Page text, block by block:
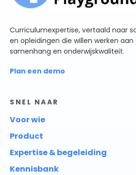
Curriculumexpertise, vertaald naar
en opleidingen die willen werken
samenhang en onderwijskwaliteit.
Plan een demo
SNEL NAAR
Voor wie
Product
Expertise & begeleiding
Kennisbank